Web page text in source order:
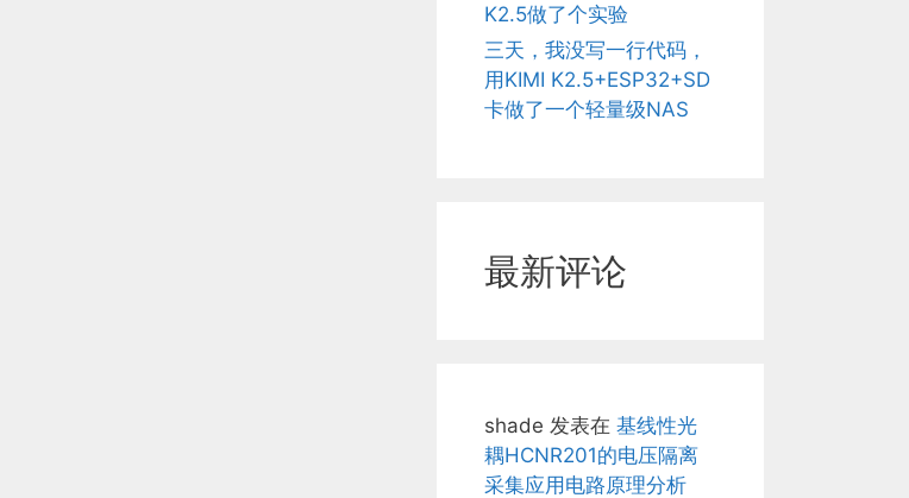
K2.5做了个实验
三天，我没写一行代码，
用KIMI K2.5+ESP32+SD
卡做了一个轻量级NAS
最新评论
shade 发表在 基线性光
耦HCNR201的电压隔离
采集应用电路原理分析